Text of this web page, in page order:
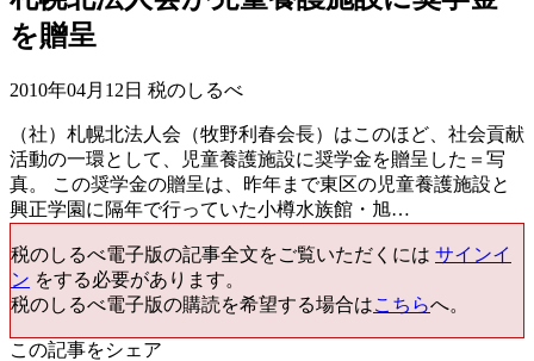
を贈呈
2010年04月12日 税のしるべ
（社）札幌北法人会（牧野利春会長）はこのほど、社会貢献
活動の一環として、児童養護施設に奨学金を贈呈した＝写
真。 この奨学金の贈呈は、昨年まで東区の児童養護施設と
興正学園に隔年で行っていた小樽水族館・旭…
税のしるべ電子版の記事全文をご覧いただくには サインイ
ン をする必要があります。
税のしるべ電子版の購読を希望する場合はこちらへ。
この記事をシェア